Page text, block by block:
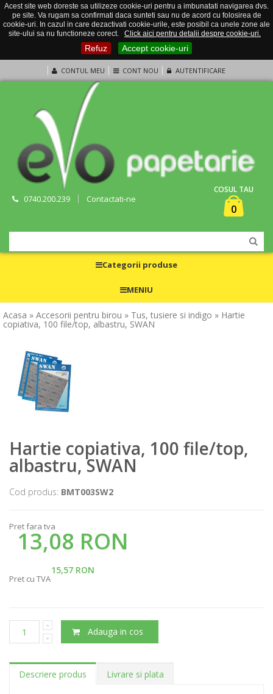
Acest site web doreste sa utilizeze cookie-uri pentru a imbunatati navigarea dvs.
pe site. Va rugam sa confirmati daca sunteti sau nu de acord cu folosirea de
cookie-uri. In cazul in care dezactivati cookie-urile, este posibil ca unele zone ale
site-ului sa nu functioneze corect.
Click aici pentru detalii despre cookie-uri.
Refuz Accept cookie-uri
CONTUL MEU CONT NOU AUTENTIFICARE
0740.200.239 Contactati-ne
COSUL TAU
0
Categorii produse
MENIU
Acasa » Accesorii pentru birou » Tus, tusiere si indigo » Hartie
copiativa, 100 file/top, albastru, SWAN
Hartie copiativa, 100 file/top,
albastru, SWAN
Cod produs: BMT003SW2
Pret fara tva
13,08 RON
15,57 RON
Pret cu TVA
Adauga in cos
Descriere produs Livrare si plata